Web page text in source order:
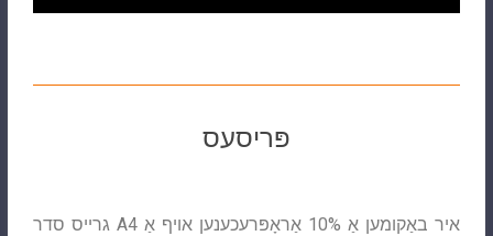
פּריסעס
איר באַקומען אַ 10% אַראָפּרעכענען אויף אַ A4 גרייס סדר